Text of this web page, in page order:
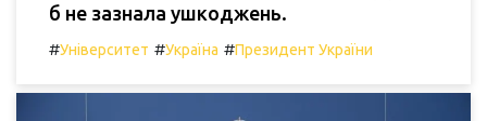
б не зазнала ушкоджень.
#Університет #Україна #Президент України